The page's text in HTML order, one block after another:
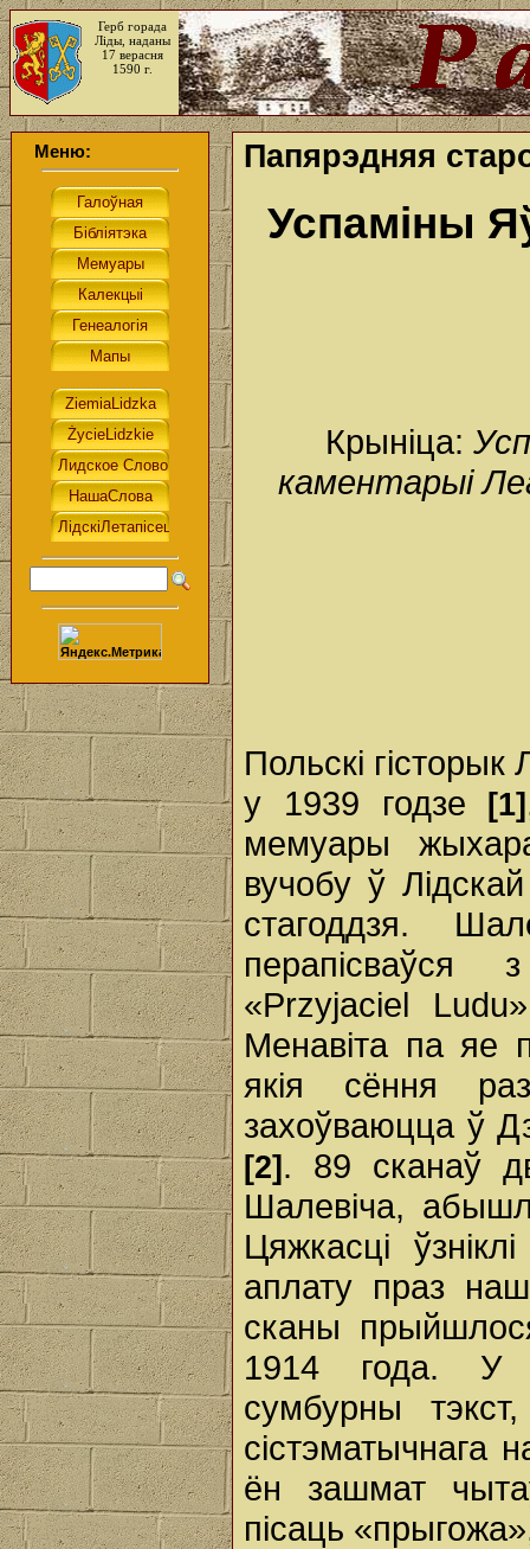
Герб горада
Ліды, наданы
17 верасня
1590 г.
Меню: Папярэдняя
Успаміны
Крыніца:
каментарыі
Польскі
у 1939 годзе
[1]
мемуары
вучобу ў
стагоддзя.
перапісваўся
«Przyjaciel
Менавіта па яе
якія сёння
захоўваюцца ў
[2] . 89 сканаў
Шалевіча,
Цяжкасці
аплату праз
сканы
1914 года. У
сумбурны
сістэматычнага
ён зашмат
пісаць